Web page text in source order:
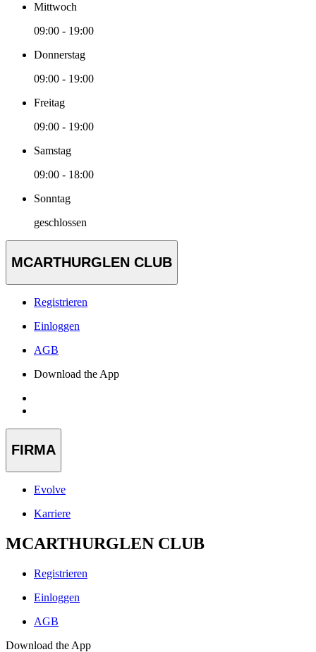
Mittwoch
09:00 - 19:00
Donnerstag
09:00 - 19:00
Freitag
09:00 - 19:00
Samstag
09:00 - 18:00
Sonntag
geschlossen
MCARTHURGLEN CLUB
Registrieren
Einloggen
AGB
Download the App
FIRMA
Evolve
Karriere
MCARTHURGLEN CLUB
Registrieren
Einloggen
AGB
Download the App